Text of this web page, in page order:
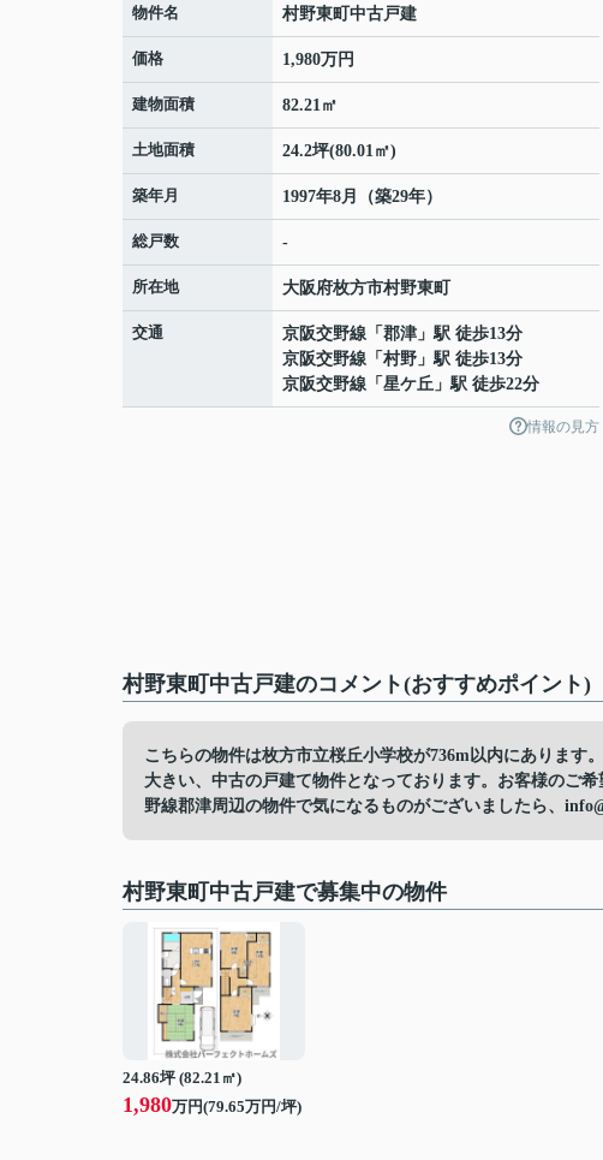
物件名 村野東町中古戸建
価格 1,980万円
建物面積 82.21㎡
土地面積 24.2坪(80.01㎡)
築年月 1997年8月（築29年）
総戸数 -
所在地 大阪府枚方市村野東町
交通 京阪交野線 「 郡津 」駅 徒歩13分
京阪交野線 「 村野 」駅 徒歩13分
京阪交野線 「 星ケ丘 」駅 徒歩22分
情報の見方
村野東町中古戸建のコメント(おすすめポイント)
こちらの物件は枚方市立桜丘小学校が736m以内にあります
大きい、中古の戸建て物件となっております。お客様のご
野線郡津周辺の物件で気になるものがございましたら、
村野東町中古戸建で募集中の物件
24.86坪 (82.21㎡)
1,980万円(79.65万円/坪)